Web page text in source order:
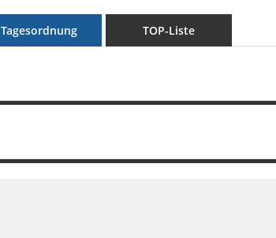
Tagesordnung TOP-Liste